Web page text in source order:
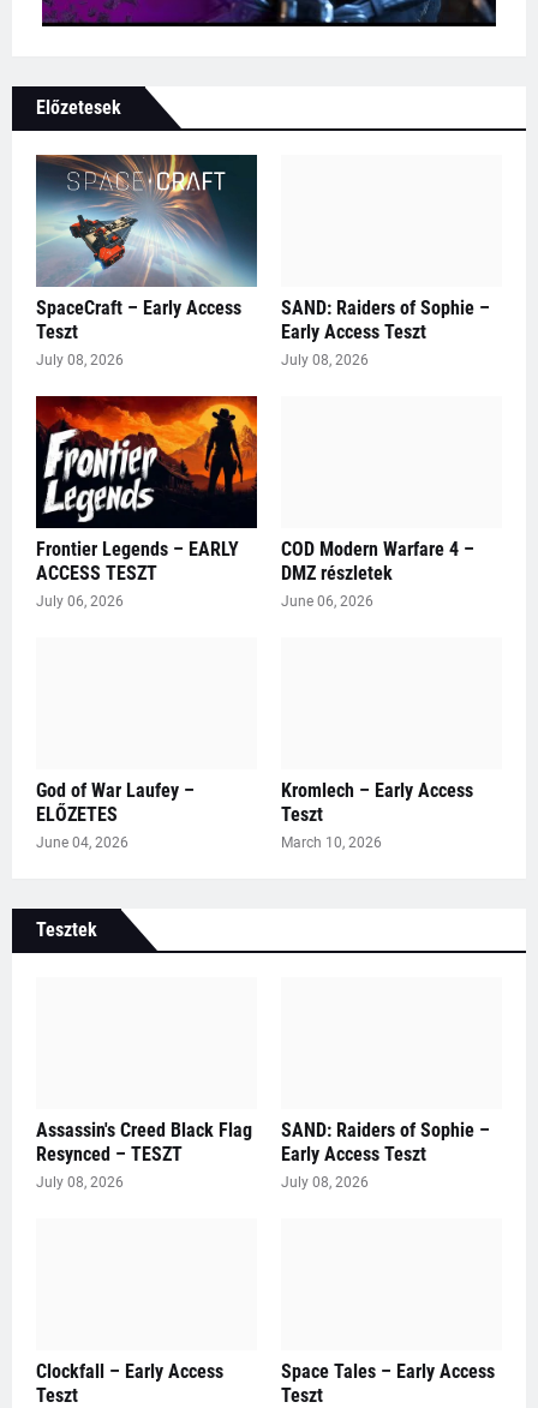
Előzetesek
SpaceCraft – Early Access
Teszt
July 08, 2026
SAND: Raiders of Sophie –
Early Access Teszt
July 08, 2026
Frontier Legends – EARLY
ACCESS TESZT
July 06, 2026
COD Modern Warfare 4 –
DMZ részletek
June 06, 2026
God of War Laufey –
ELŐZETES
June 04, 2026
Kromlech – Early Access
Teszt
March 10, 2026
Tesztek
Assassin's Creed Black Flag
Resynced – TESZT
July 08, 2026
SAND: Raiders of Sophie –
Early Access Teszt
July 08, 2026
Clockfall – Early Access
Teszt
Space Tales – Early Access
Teszt